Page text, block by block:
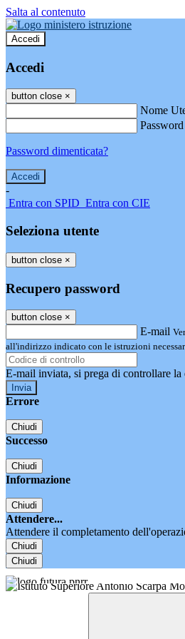
Salta al contenuto
Accedi
Accedi
button close ×
Nome
Password
Password dimenticata?
-
Entra con SPID Entra con CIE
Seleziona utente
button close ×
Recupero password
button close ×
E-mail
all'indirizzo indicato con le istruzioni
E-mail inviata, si prega di controllare la
Errore
Chiudi
Successo
Chiudi
Informazione
Chiudi
Attendere...
Attendere il completamento
Chiudi
Chiudi